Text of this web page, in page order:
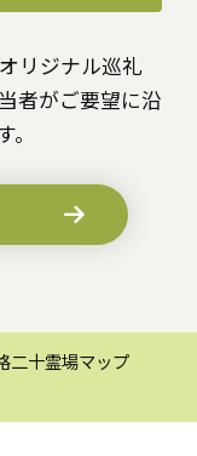
リジナル巡礼
者がご要望に沿
二十霊場マップ